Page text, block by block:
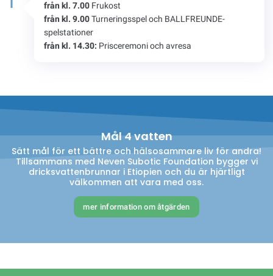
från kl. 7.00 Frukost
från kl. 9.00Turneringsspel och BALLFREUNDE-
spelstationer
från kl. 14.30: Prisceremoni och avresa
Mål 4 vatten
Sätt mål för ett bättre och hälsosammare liv för andra!
Tillsammans med Neven Subotic Foundation bygger vi
dricksvattenbrunnar i Etiopien och du är hjärtligt
välkommen att vara med oss.
mer information om åtgärden